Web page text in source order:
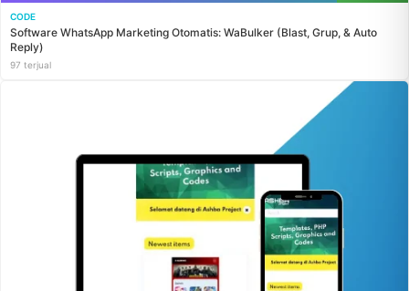
CODE
Software WhatsApp Marketing Otomatis: WaBulker (Blast, Grup, & Auto
Reply)
97 terjual